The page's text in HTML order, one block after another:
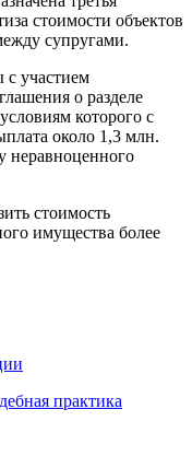
стоимости объектов
супругами.
с участием
о разделе
которого с
около 1,3 млн.
неравноценного
стоимость
имущества более
практика